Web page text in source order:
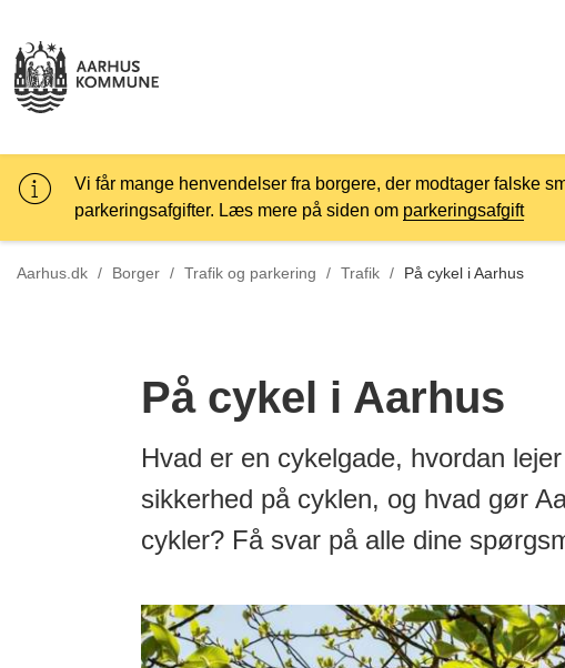
Vi får mange henvendelser fra borgere, der modtager falske
parkeringsafgifter. Læs mere på siden om parkeringsafgift
Aarhus.dk / Borger / Trafik og parkering / Tilbage til
Trafik / På cykel i Aarhus
På cykel i Aarhus
Hvad er en cykelgade, hvordan
sikkerhed på cyklen, og hvad gør
cykler? Få svar på alle dine